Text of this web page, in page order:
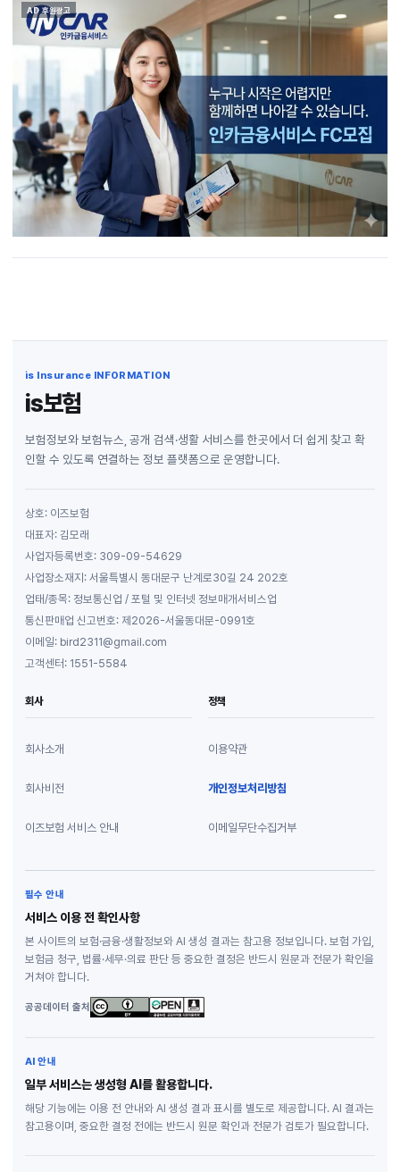
AD 후원광고
is Insurance INFORMATION
is보험
보험정보와 보험뉴스, 공개 검색·생활 서비스를 한곳에서 더 쉽게 찾고 확
인할 수 있도록 연결하는 정보 플랫폼으로 운영합니다.
상호: 이즈보험
대표자: 김모래
사업자등록번호: 309-09-54629
사업장소재지: 서울특별시 동대문구 난계로30길 24 202호
업태/종목: 정보통신업 / 포털 및 인터넷 정보매개서비스업
통신판매업 신고번호: 제2026-서울동대문-0991호
이메일: bird2311@gmail.com
고객센터: 1551-5584
회사
회사소개
회사비전
이즈보험 서비스 안내
정책
이용약관
개인정보처리방침
이메일무단수집거부
필수 안내
서비스 이용 전 확인사항
본 사이트의 보험·금융·생활정보와 AI 생성 결과는 참고용 정보입니다. 보험 가입,
보험금 청구, 법률·세무·의료 판단 등 중요한 결정은 반드시 원문과 전문가 확인을
거쳐야 합니다.
공공데이터 출처
AI 안내
일부 서비스는 생성형 AI를 활용합니다.
해당 기능에는 이용 전 안내와 AI 생성 결과 표시를 별도로 제공합니다. AI 결과는
참고용이며, 중요한 결정 전에는 반드시 원문 확인과 전문가 검토가 필요합니다.